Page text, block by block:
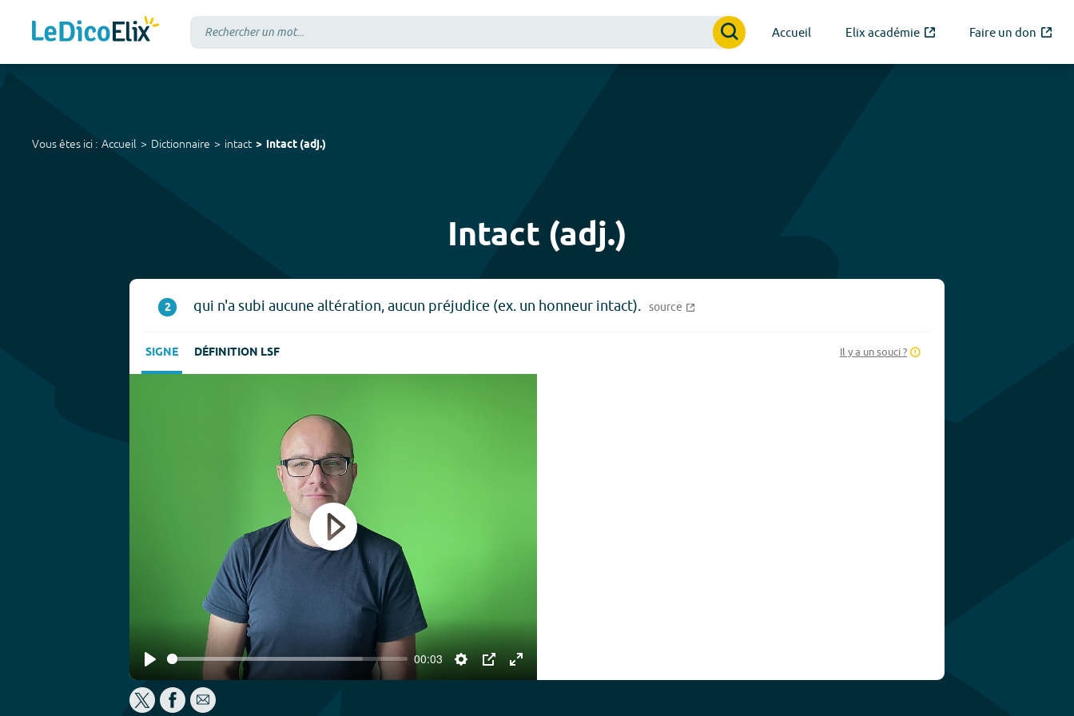
Accueil Elix académie Faire un don
Vous êtes ici : Accueil Dictionnaire intact intact (adj.)
Intact (adj.)
2 qui n'a subi aucune altération, aucun préjudice (ex. un honneur intact). source
SIGNE DÉFINITION LSF Il y a un souci ?
Play
00:03
Settings
PIP Enter
Play